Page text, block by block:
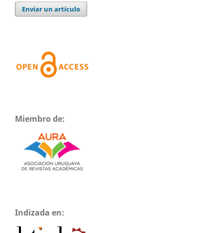
Enviar un artículo
Miembro de:
Indizada en: